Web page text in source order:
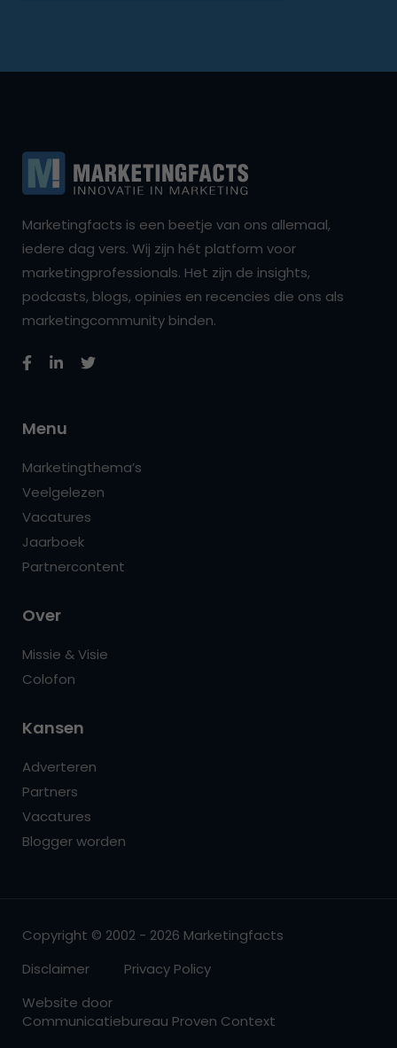
Marketingfacts is een beetje van ons allemaal,
iedere dag vers. Wij zijn hét platform voor
marketingprofessionals. Het zijn de insights,
podcasts, blogs, opinies en recencies die ons als
marketingcommunity binden.
Menu
Marketingthema’s
Veelgelezen
Vacatures
Jaarboek
Partnercontent
Over
Missie & Visie
Colofon
Kansen
Adverteren
Partners
Vacatures
Blogger worden
Copyright © 2002 - 2026 Marketingfacts
Disclaimer
Privacy Policy
Website door
Communicatiebureau Proven Context